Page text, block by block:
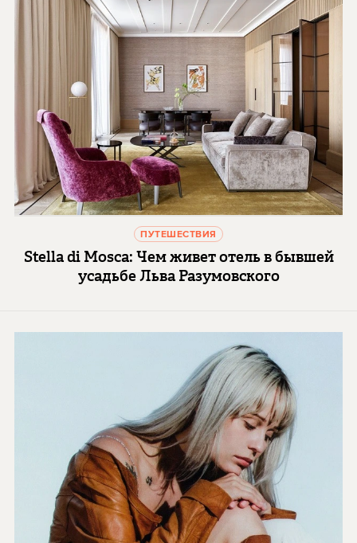
ПУТЕШЕСТВИЯ
Stella di Mosca: Чем живет отель в бывшей
усадьбе Льва Разумовского